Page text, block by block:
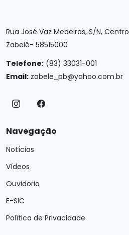
Rua José Vaz Medeiros, S/N, Centro
Zabelê- 58515000
Telefone: (83) 33031-001
Email: zabele_pb@yahoo.com.br
Navegação
Notícias
Vídeos
Ouvidoria
E-SIC
Política de Privacidade